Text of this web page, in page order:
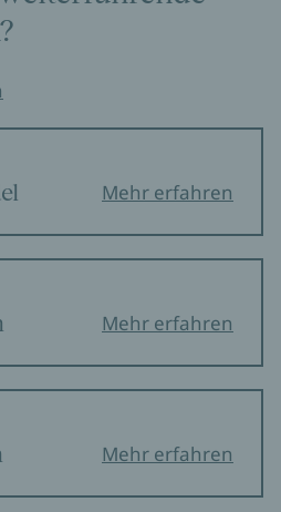
Mehr erfahren
Mehr erfahren
Mehr erfahren